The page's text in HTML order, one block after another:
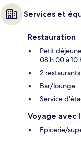
Services et
Restauration
Petit
08 h 00 à 10
2 restaurants
Bar/lounge
Service
Voyage avec
Épicerie/